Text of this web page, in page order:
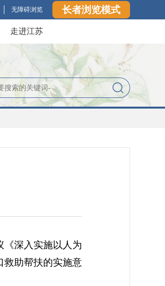
无障碍浏览 长者浏览模式
走进江苏
《深入实施以人为
救助帮扶的实施意